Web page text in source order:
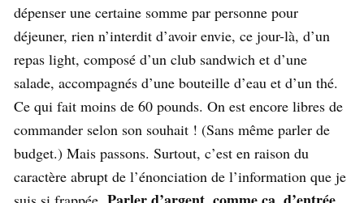
dépenser une certaine somme par personne pour
déjeuner, rien n’interdit d’avoir envie, ce jour-là, d’un
repas light, composé d’un club sandwich et d’une
salade, accompagnés d’une bouteille d’eau et d’un thé.
Ce qui fait moins de 60 pounds. On est encore libres de
commander selon son souhait ! (Sans même parler de
budget.) Mais passons. Surtout, c’est en raison du
caractère abrupt de l’énonciation de l’information que je